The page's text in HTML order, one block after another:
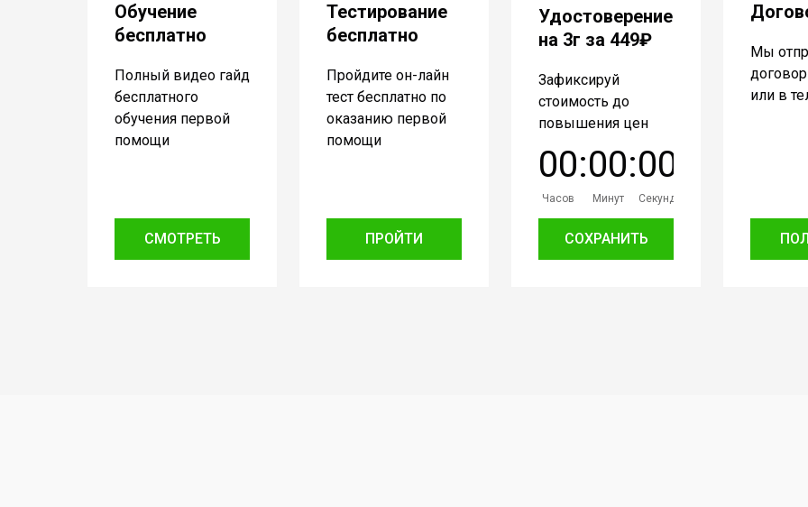
Обучение
бесплатно
Полный видео гайд
бесплатного
обучения первой
помощи
СМОТРЕТЬ
Тестирование
бесплатно
Пройдите он-лайн
тест бесплатно по
оказанию первой
помощи
ПРОЙТИ
Удостоверение
на 3г за 449₽
Зафиксируй
стоимость до
повышения цен
00
Часов
:00
Минут
:00
Секунд
СОХРАНИТЬ
Мы
или в